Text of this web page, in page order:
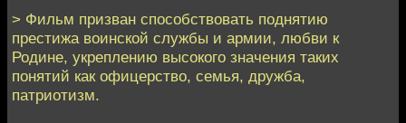
> Фильм призван способствовать поднятию
престижа воинской службы и армии, любви к
Родине, укреплению высокого значения таких
понятий как офицерство, семья, дружба,
патриотизм.